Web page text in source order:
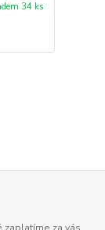
34 ks
za vás.